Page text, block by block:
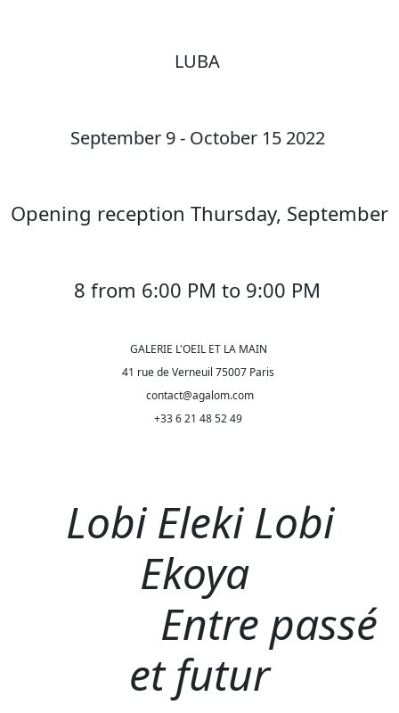
LUBA
September 9 - October 15 2022
Opening reception Thursday, September
8 from 6:00 PM to 9:00 PM
GALERIE L'OEIL ET LA MAIN
41 rue de Verneuil 75007 Paris
contact@agalom.com
+33 6 21 48 52 49
Lobi Eleki Lobi
Ekoya
Entre passé
et futur